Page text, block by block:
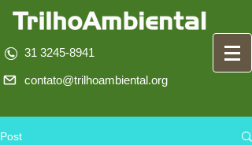
31 3245-8941
contato@trilhoambiental.org
Post